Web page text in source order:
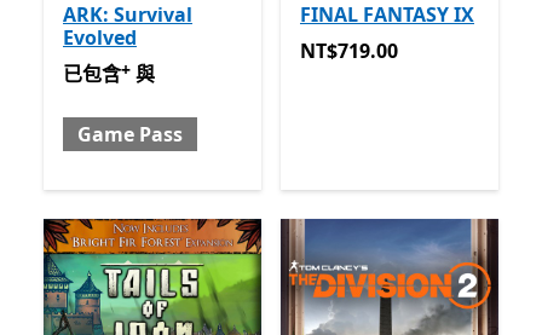
ARK: Survival
Evolved
已包含 與 Game Pass
已包含+ 與
Game Pass
FINAL FANTASY IX
NT$719.00
NT$719.00